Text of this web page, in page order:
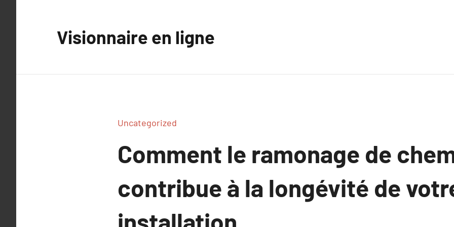
Visionnaire en ligne
Uncategorized
Comment le ramonage de
contribue à la longévité de